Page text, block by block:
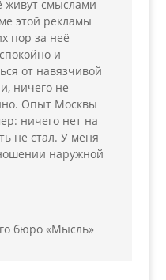
живут смыслами
этой рекламы
пор за неё
и
от навязчивой
ничего не
Опыт Москвы
ничего нет на
не стал. У меня
наружной
бюро «Мысль»